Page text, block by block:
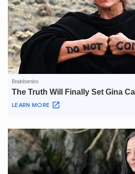
XIN CHÀO,
TÔI LÀ CHATBOT
An Ninh Thủ Đô nhé. Tôi